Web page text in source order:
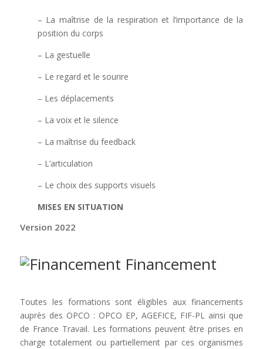
– La maîtrise de la respiration et l’importance de la
position du corps
– La gestuelle
– Le regard et le sourire
– Les déplacements
– La voix et le silence
– La maîtrise du feedback
– L’articulation
– Le choix des supports visuels
MISES EN SITUATION
Version 2022
Financement
Toutes les formations sont éligibles aux financements
auprès des OPCO : OPCO EP, AGEFICE, FIF-PL ainsi que
de France Travail. Les formations peuvent être prises en
charge totalement ou partiellement par ces organismes